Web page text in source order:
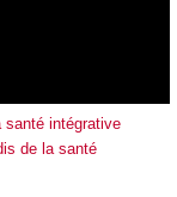
santé intégrative
de la santé